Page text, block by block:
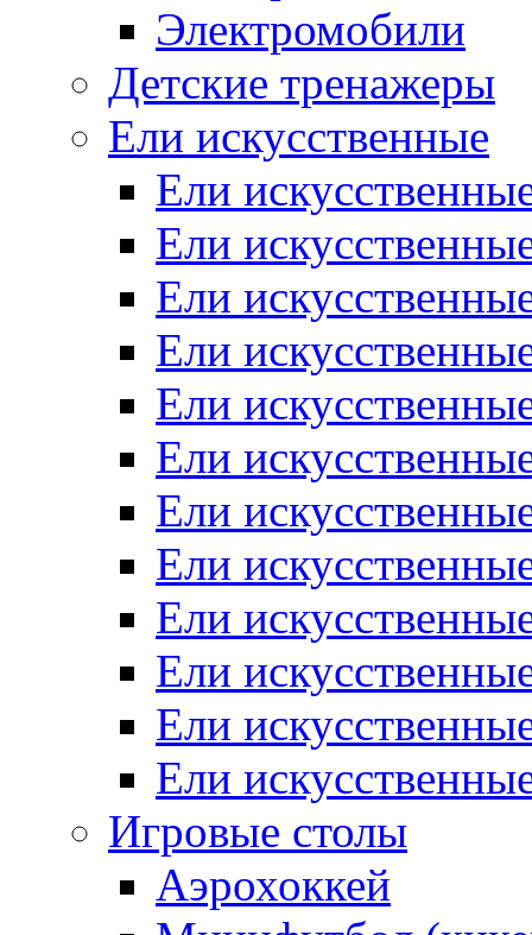
Электромобили
Детские тренажеры
Ели искусственные
Ели
Ели
Ели
Ели
Ели
Ели
Ели
Ели
Ели
Ели
Ели
Ели
Игровые столы
Аэрохоккей